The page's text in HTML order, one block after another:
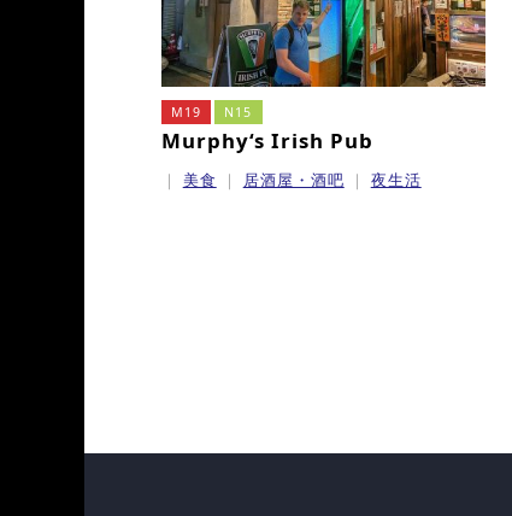
M19 N15
Murphy‘s Irish Pub
美食 居酒屋・酒吧 夜生活